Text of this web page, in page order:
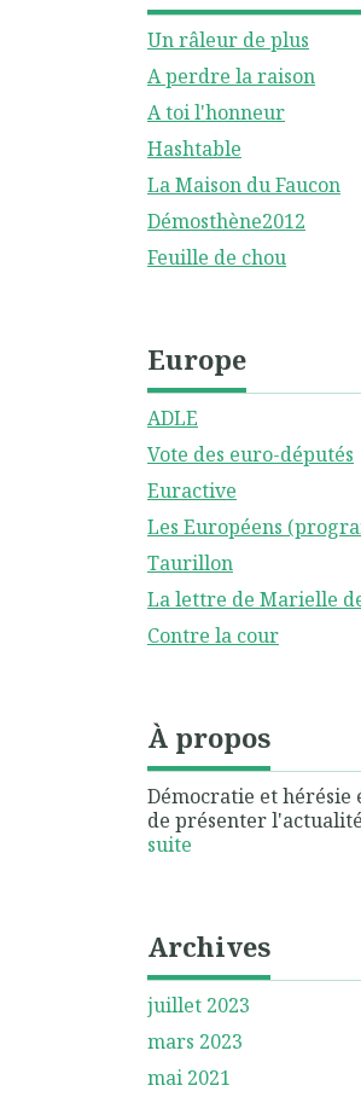
Un râleur de plus
A perdre la raison
A toi l'honneur
Hashtable
La Maison du Faucon
Démosthène2012
Feuille de chou
Europe
ADLE
Vote des euro-députés
Euractive
Les Européens
Taurillon
La lettre de Marielle
Contre la cour
À propos
Démocratie et hérésie
de présenter
suite
Archives
juillet 2023
mars 2023
mai 2021